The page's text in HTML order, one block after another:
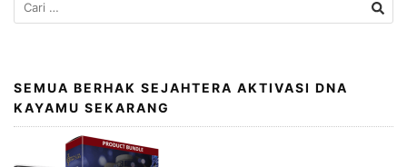
SEMUA BERHAK SEJAHTERA AKTIVASI DNA
KAYAMU SEKARANG